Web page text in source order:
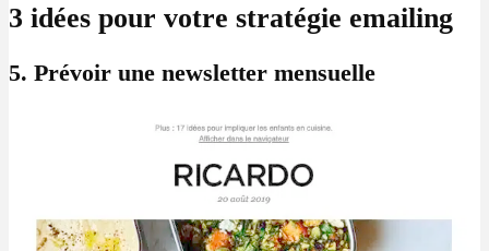
3 idées pour votre stratégie emailing
5. Prévoir une newsletter mensuelle